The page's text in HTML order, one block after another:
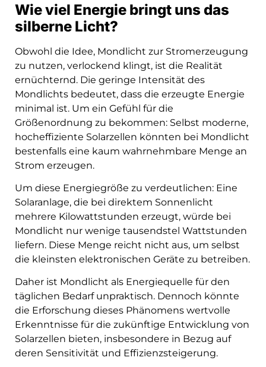
Wie viel Energie bringt uns das
silberne Licht?
Obwohl die Idee, Mondlicht zur Stromerzeugung
zu nutzen, verlockend klingt, ist die Realität
ernüchternd. Die geringe Intensität des
Mondlichts bedeutet, dass die erzeugte Energie
minimal ist. Um ein Gefühl für die
Größenordnung zu bekommen: Selbst moderne,
hocheffiziente Solarzellen könnten bei Mondlicht
bestenfalls eine kaum wahrnehmbare Menge an
Strom erzeugen.
Um diese Energiegröße zu verdeutlichen: Eine
Solaranlage, die bei direktem Sonnenlicht
mehrere Kilowattstunden erzeugt, würde bei
Mondlicht nur wenige tausendstel Wattstunden
liefern. Diese Menge reicht nicht aus, um selbst
die kleinsten elektronischen Geräte zu betreiben.
Daher ist Mondlicht als Energiequelle für den
täglichen Bedarf unpraktisch. Dennoch könnte
die Erforschung dieses Phänomens wertvolle
Erkenntnisse für die zukünftige Entwicklung von
Solarzellen bieten, insbesondere in Bezug auf
deren Sensitivität und Effizienzsteigerung.